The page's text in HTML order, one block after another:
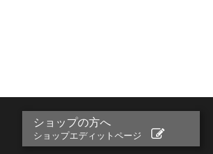
ショップの方へ
ショップエディットページ